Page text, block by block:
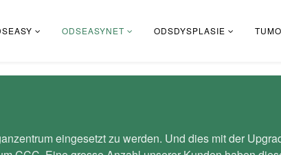
ODSEASYNET ODSDYSPLASIE
eingesetzt zu werden. Und dies mit der